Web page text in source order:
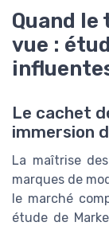
Quand
vue :
Le cachet
immersion
La maîtrise
marques de
le marché
étude de